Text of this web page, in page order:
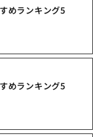
めランキング5
めランキング5